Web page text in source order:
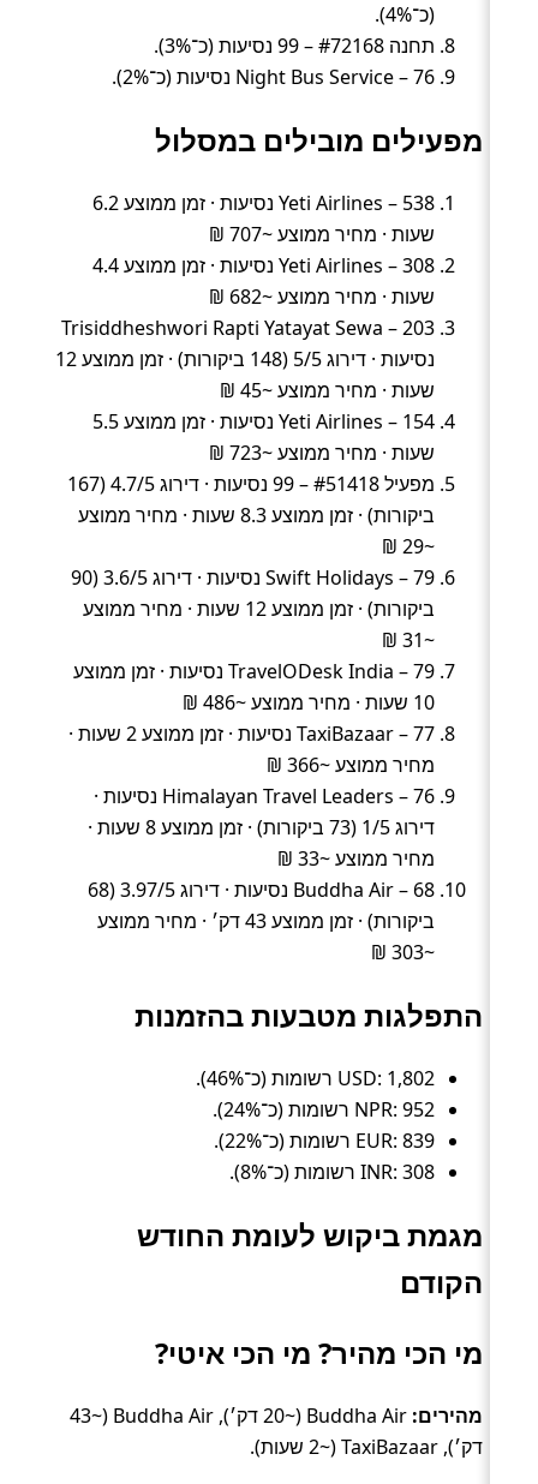
(כ־4%).
תחנה #72168 – 99 נסיעות (כ־3%).
Night Bus Service – 76 נסיעות (כ־2%).
מפעילים מובילים במסלול
Yeti Airlines – 538 נסיעות · זמן ממוצע 6.2
שעות · מחיר ממוצע ~707 ₪
Yeti Airlines – 308 נסיעות · זמן ממוצע 4.4
שעות · מחיר ממוצע ~682 ₪
Trisiddheshwori Rapti Yatayat Sewa – 203
נסיעות · דירוג 5/5 (148 ביקורות) · זמן ממוצע 12
שעות · מחיר ממוצע ~45 ₪
Yeti Airlines – 154 נסיעות · זמן ממוצע 5.5
שעות · מחיר ממוצע ~723 ₪
מפעיל #51418 – 99 נסיעות · דירוג 4.7/5 (167
ביקורות) · זמן ממוצע 8.3 שעות · מחיר ממוצע
~29 ₪
Swift Holidays – 79 נסיעות · דירוג 3.6/5 (90
ביקורות) · זמן ממוצע 12 שעות · מחיר ממוצע
~31 ₪
TravelODesk India – 79 נסיעות · זמן ממוצע
10 שעות · מחיר ממוצע ~486 ₪
TaxiBazaar – 77 נסיעות · זמן ממוצע 2 שעות ·
מחיר ממוצע ~366 ₪
Himalayan Travel Leaders – 76 נסיעות ·
דירוג 1/5 (73 ביקורות) · זמן ממוצע 8 שעות ·
מחיר ממוצע ~33 ₪
Buddha Air – 68 נסיעות · דירוג 3.97/5 (68
ביקורות) · זמן ממוצע 43 דק׳ · מחיר ממוצע
~303 ₪
התפלגות מטבעות בהזמנות
USD: 1,802 רשומות (כ־46%).
NPR: 952 רשומות (כ־24%).
EUR: 839 רשומות (כ־22%).
INR: 308 רשומות (כ־8%).
מגמת ביקוש לעומת החודש
הקודם
מי הכי מהיר? מי הכי איטי?
מהירים:
Buddha Air (~20 דק׳), Buddha Air (~43
דק׳), TaxiBazaar (~2 שעות).